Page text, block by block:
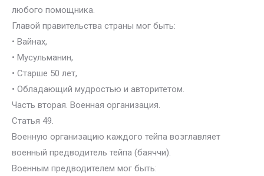
любого помощника.
Главой правительства страны мог быть:
• Вайнах,
• Мусульманин,
• Старше 50 лет,
• Обладающий мудростью и авторитетом.
Часть вторая. Военная организация.
Статья 49.
Военную организацию каждого тейпа возглавляет
военный предводитель тейпа (баяччи).
Военным предводителем мог быть: